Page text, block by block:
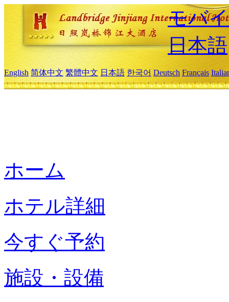
モバ
日本語
English 简体中文 繁體中文 日本語 한국어 Deutsch Français
ホーム
ホテル詳細
今すぐ予約
施設・設備